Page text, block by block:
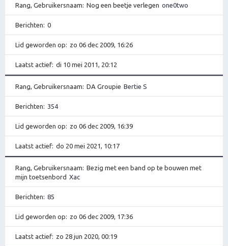
Rang, Gebruikersnaam Nog een beetje verlegen one0two
Berichten 0
Lid geworden op zo 06 dec 2009, 16:26
Laatst actief di 10 mei 2011, 20:12
Rang, Gebruikersnaam DA Groupie Bertie S
Berichten 354
Lid geworden op zo 06 dec 2009, 16:39
Laatst actief do 20 mei 2021, 10:17
Rang, Gebruikersnaam
Bezig met een band op te bouwen met
mijn toetsenbord Xac
Berichten 85
Lid geworden op zo 06 dec 2009, 17:36
Laatst actief zo 28 jun 2020, 00:19